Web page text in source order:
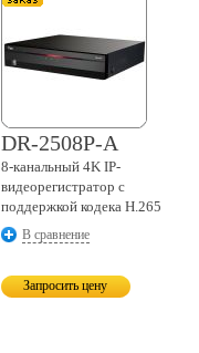
DR-2508P-A
8-канальный 4K IP-
видеорегистратор с
поддержкой кодека H.265
В сравнение
Запросить цену